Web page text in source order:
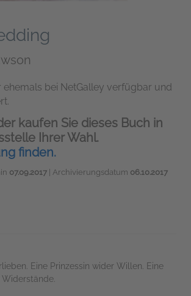
ehemals bei NetGalley verfügbar und
kaufen Sie dieses Buch in
Ihrer Wahl.
finden.
07.09.2017 | Archivierungsdatum 06.10.2017
Eine Prinzessin wider Willen. Eine
Widerstände.